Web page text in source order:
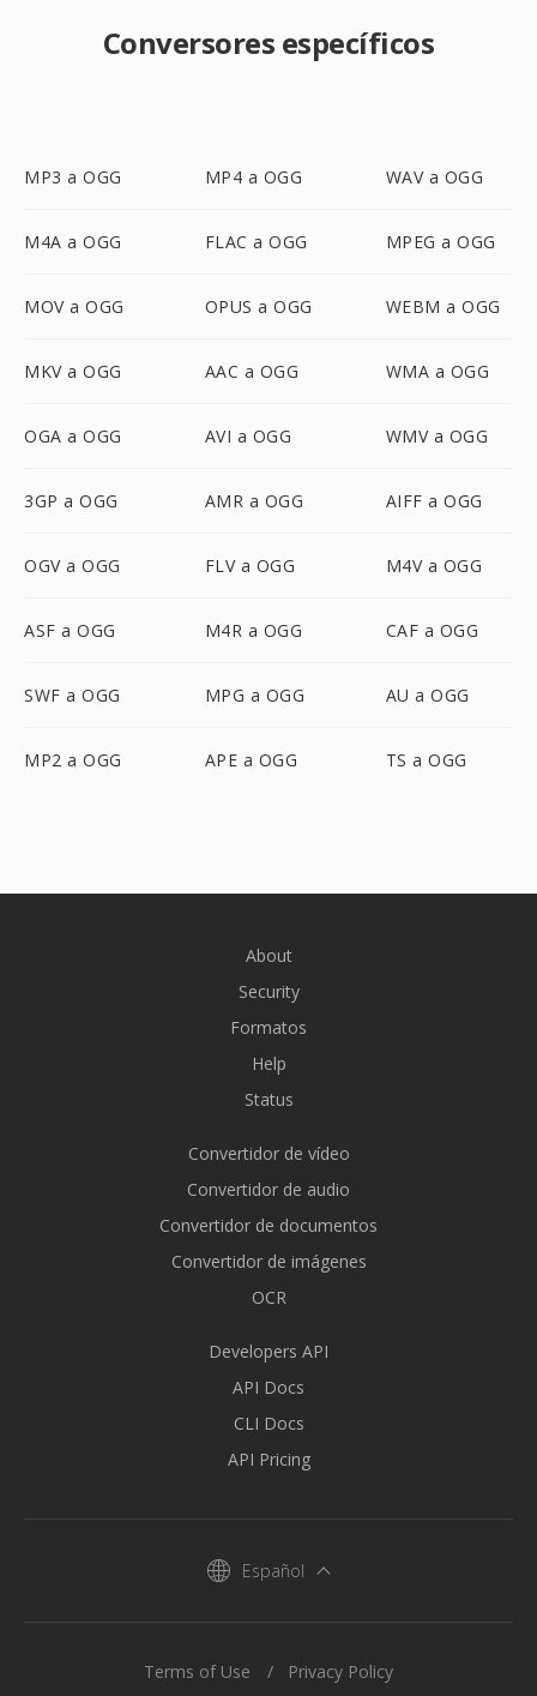
Conversores específicos
MP3 a OGG MP4 a OGG WAV a OGG
M4A a OGG FLAC a OGG MPEG a OGG
MOV a OGG OPUS a OGG WEBM a OGG
MKV a OGG AAC a OGG WMA a OGG
OGA a OGG AVI a OGG WMV a OGG
3GP a OGG AMR a OGG AIFF a OGG
OGV a OGG FLV a OGG M4V a OGG
ASF a OGG M4R a OGG CAF a OGG
SWF a OGG MPG a OGG AU a OGG
MP2 a OGG APE a OGG TS a OGG
About
Security
Formatos
Help
Status
Convertidor de vídeo
Convertidor de audio
Convertidor de documentos
Convertidor de imágenes
OCR
Developers API
API Docs
CLI Docs
API Pricing
Español
Terms of Use Privacy Policy